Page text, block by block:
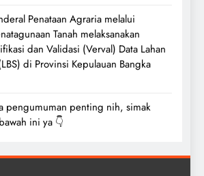
Penataan Agraria melalui
Tanah melaksanakan
dan Validasi (Verval) Data Lahan
di Provinsi Kepulauan Bangka
pengumuman penting nih, simak
ini ya 👇